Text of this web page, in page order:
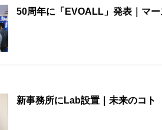
50周年に「EVOALL」発表｜マ
新事務所にLab設置｜未来のコト